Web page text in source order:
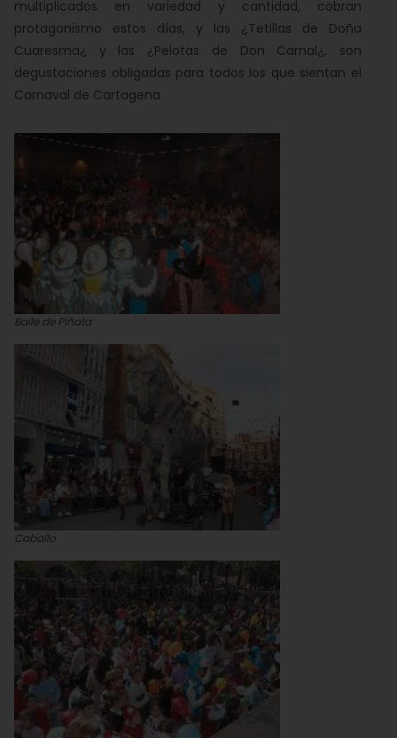
multiplicados en variedad y cantidad, cobran
protagonismo estos días, y las ¿Tetillas de Doña
Cuaresma¿ y las ¿Pelotas de Don Carnal¿, son
degustaciones obligadas para todos los que sientan el
Carnaval de Cartagena.
Baile de Piñata
Caballo